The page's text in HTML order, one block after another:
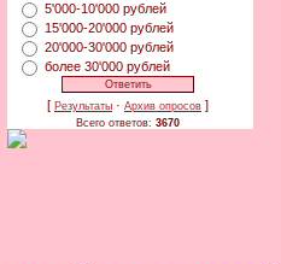
5'000-10'000 рублей
15'000-20'000 рублей
20'000-30'000 рублей
более 30'000 рублей
[ Результаты · Архив опросов ]
Всего ответов: 3670